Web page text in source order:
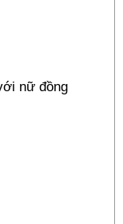
nữ đồng